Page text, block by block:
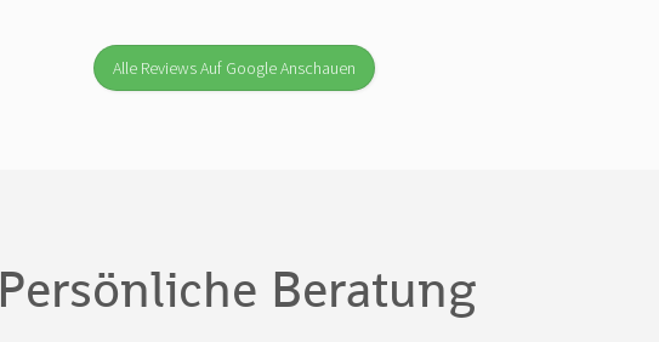
Alle Reviews Auf Google Anschauen
Persönliche Beratung